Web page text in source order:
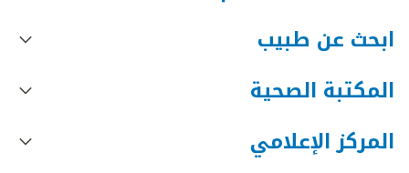
ابحث عن طبيب
المكتبة الصحية
المركز الإعلامي